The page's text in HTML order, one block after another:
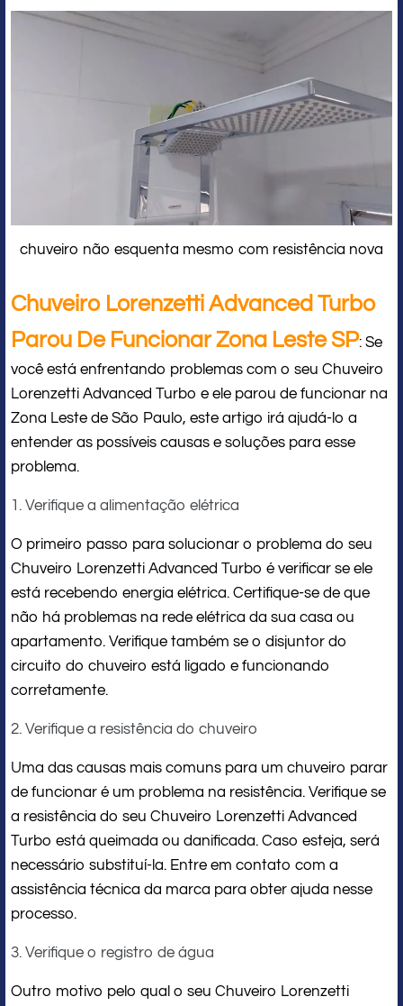
chuveiro não esquenta mesmo com resistência nova
Chuveiro Lorenzetti Advanced Turbo
Parou De Funcionar Zona Leste SP: Se
você está enfrentando problemas com o seu Chuveiro
Lorenzetti Advanced Turbo e ele parou de funcionar na
Zona Leste de São Paulo, este artigo irá ajudá-lo a
entender as possíveis causas e soluções para esse
problema.
1. Verifique a alimentação elétrica
O primeiro passo para solucionar o problema do seu
Chuveiro Lorenzetti Advanced Turbo é verificar se ele
está recebendo energia elétrica. Certifique-se de que
não há problemas na rede elétrica da sua casa ou
apartamento. Verifique também se o disjuntor do
circuito do chuveiro está ligado e funcionando
corretamente.
2. Verifique a resistência do chuveiro
Uma das causas mais comuns para um chuveiro parar
de funcionar é um problema na resistência. Verifique se
a resistência do seu Chuveiro Lorenzetti Advanced
Turbo está queimada ou danificada. Caso esteja, será
necessário substituí-la. Entre em contato com a
assistência técnica da marca para obter ajuda nesse
processo.
3. Verifique o registro de água
Outro motivo pelo qual o seu Chuveiro Lorenzetti